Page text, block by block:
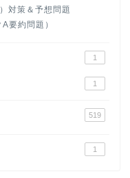
対策＆予想問題
要約問題）
1
1
519
1